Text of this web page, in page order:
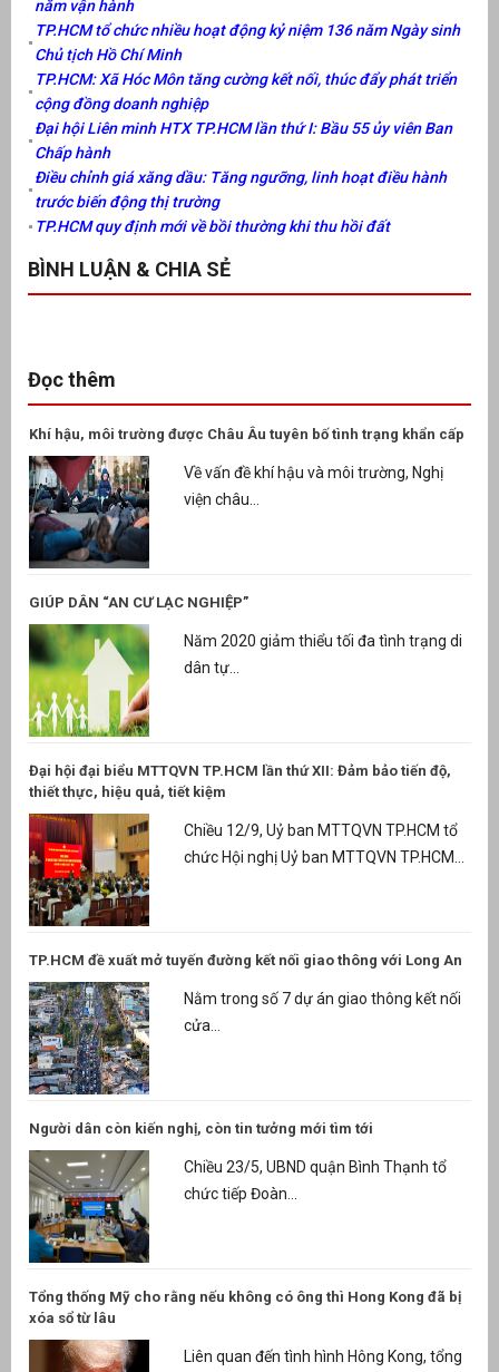
năm vận hành
TP.HCM tổ chức nhiều hoạt động kỷ niệm 136 năm Ngày sinh
Chủ tịch Hồ Chí Minh
TP.HCM: Xã Hóc Môn tăng cường kết nối, thúc đẩy phát triển
cộng đồng doanh nghiệp
Đại hội Liên minh HTX TP.HCM lần thứ I: Bầu 55 ủy viên Ban
Chấp hành
Điều chỉnh giá xăng dầu: Tăng ngưỡng, linh hoạt điều hành
trước biến động thị trường
TP.HCM quy định mới về bồi thường khi thu hồi đất
BÌNH LUẬN & CHIA SẺ
Đọc thêm
Khí hậu, môi trường được Châu Âu tuyên bố tình trạng khẩn cấp
Về vấn đề khí hậu và môi trường, Nghị
viện châu...
GIÚP DÂN “AN CƯ LẠC NGHIỆP”
Năm 2020 giảm thiểu tối đa tình trạng di
dân tự...
Đại hội đại biểu MTTQVN TP.HCM lần thứ XII: Đảm bảo tiến độ,
thiết thực, hiệu quả, tiết kiệm
Chiều 12/9, Uỷ ban MTTQVN TP.HCM tổ
chức Hội nghị Uỷ ban MTTQVN TP.HCM...
TP.HCM đề xuất mở tuyến đường kết nối giao thông với Long An
Nằm trong số 7 dự án giao thông kết nối
cửa...
Người dân còn kiến nghị, còn tin tưởng mới tìm tới
Chiều 23/5, UBND quận Bình Thạnh tổ
chức tiếp Đoàn...
Tổng thống Mỹ cho rằng nếu không có ông thì Hong Kong đã bị
xóa sổ từ lâu
Liên quan đến tình hình Hông Kong, tổng